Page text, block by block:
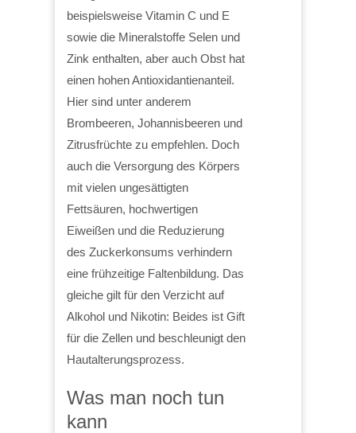
beispielsweise Vitamin C und E
sowie die Mineralstoffe Selen und
Zink enthalten, aber auch Obst hat
einen hohen Antioxidantienanteil.
Hier sind unter anderem
Brombeeren, Johannisbeeren und
Zitrusfrüchte zu empfehlen. Doch
auch die Versorgung des Körpers
mit vielen ungesättigten
Fettsäuren, hochwertigen
Eiweißen und die Reduzierung
des Zuckerkonsums verhindern
eine frühzeitige Faltenbildung. Das
gleiche gilt für den Verzicht auf
Alkohol und Nikotin: Beides ist Gift
für die Zellen und beschleunigt den
Hautalterungsprozess.
Was man noch tun
kann